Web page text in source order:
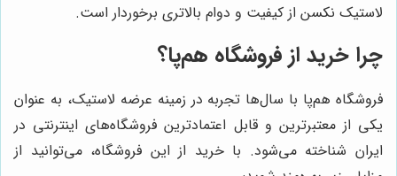
لاستیک نکسن از کیفیت و دوام بالاتری برخوردار است.
چرا خرید از فروشگاه هم‌پا؟
فروشگاه هم‌پا با سال‌ها تجربه در زمینه عرضه لاستیک، به عنوان
یکی از معتبرترین و قابل اعتمادترین فروشگاه‌های اینترنتی در
ایران شناخته می‌شود. با خرید از این فروشگاه، می‌توانید از